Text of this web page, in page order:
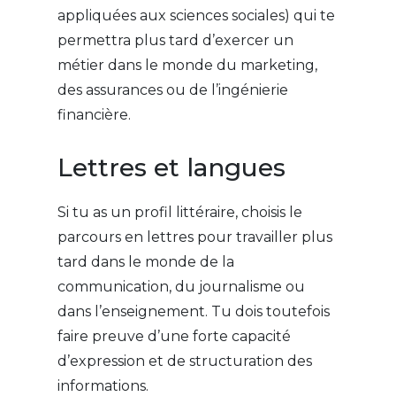
appliquées aux sciences sociales) qui te
permettra plus tard d’exercer un
métier dans le monde du marketing,
des assurances ou de l’ingénierie
financière.
Lettres et langues
Si tu as un profil littéraire, choisis le
parcours en lettres pour travailler plus
tard dans le monde de la
communication, du journalisme ou
dans l’enseignement. Tu dois toutefois
faire preuve d’une forte capacité
d’expression et de structuration des
informations.